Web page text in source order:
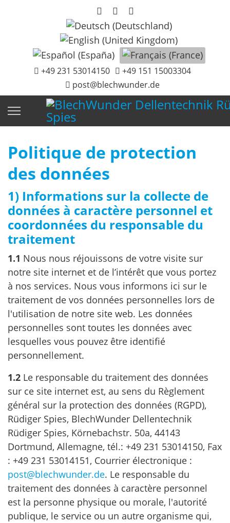
Sélectionnez votre langue
+49 231 53014150
+49 151 15003304
post@blechwunder.de
Politique de protection
des données
1) Informations sur la collecte de
données à caractère personnel et
coordonnées du responsable du
traitement
1.1 Nous nous réjouissons de votre visite sur
notre site internet et de l’intérêt que vous portez
à nos services. Nous vous informons ici sur le
traitement de vos données personnelles lors de
l'utilisation de notre site web. Les données
personnelles sont toutes les données avec
lesquelles vous pouvez être identifié
personnellement.
1.2 Le responsable du traitement des données
sur ce site internet est, au sens du Règlement
général sur la protection des données (RGPD),
Rüdiger Spies, BlechWunder Dellentechnik
Rüdiger Spies, Körnebachstr. 50a, 44143
Dortmund, Allemagne, tél.: +49 231 53014150, Fax
: +49 231 53014151, Courrier électronique :
post@blechwunder.de. Le responsable du
traitement des données à caractère personnel
est la personne physique ou morale, l'autorité
publique, le service ou un autre organisme qui,